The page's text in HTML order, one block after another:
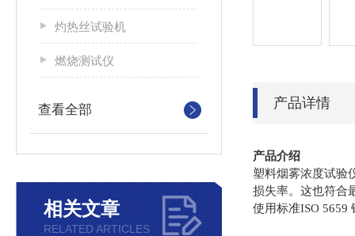
灼热丝试验机
燃烧测试仪
查看全部
相关文章
RELATED ARTICLES
产品详情
产品介绍
塑料烟雾浓度试验
损失率。这也符合
使用标准ISO 5659